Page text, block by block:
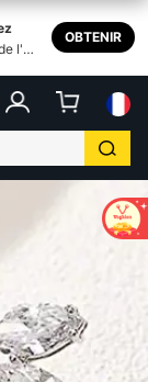
l'ap
OBTENIR